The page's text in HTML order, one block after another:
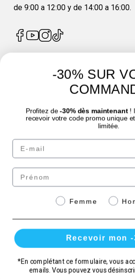
de 9:00 a 12:00 y de 14:00 a 16:00.
4.7/5
© Laboratoire des GRANIONS 2026 | Pago seguro
-30% SUR
Profitez de -30% dès maintenant!
recevoir votre code promo unique
limitée.
Email
Prénom
GenreFemme
Recevoir mon -
*En complétant ce formulaire, vous
emails. Vous pouvez vous